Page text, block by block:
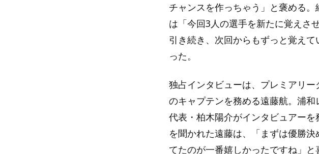
チャンスを作っちゃう」と褒める
は「今回3人の選手を新たに覚えさ
引き続き、次回からもずっと覚え
った。
独占インタビューは、プレミアリ
のキャプテンを務める遠藤航。浦
代表・柏木陽介がインタビュアー
を聞かれた遠藤は、「まずは優勝
てたのが一番嬉しかったですね」